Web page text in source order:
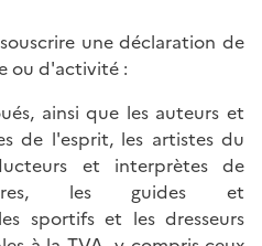
une déclaration de
ou d'activité :
ainsi que les auteurs et
de l'esprit, les artistes du
et interprètes de
les guides et
sportifs et les dresseurs